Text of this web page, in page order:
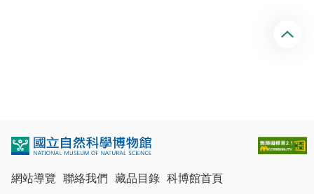
網站導覽 聯絡我們 藏品目錄 科博館首頁
回
頂
端